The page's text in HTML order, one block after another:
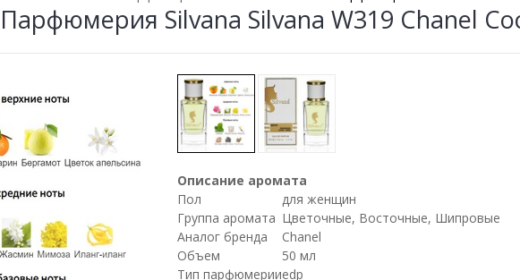
Парфюмерия Silvana Silvana W319 Chanel
Описание аромата
Пол
для женщин
Группа аромата Цветочные, Восточные, Шипровые
Аналог бренда
Chanel
Объем
50 мл
Тип парфюмерииedp